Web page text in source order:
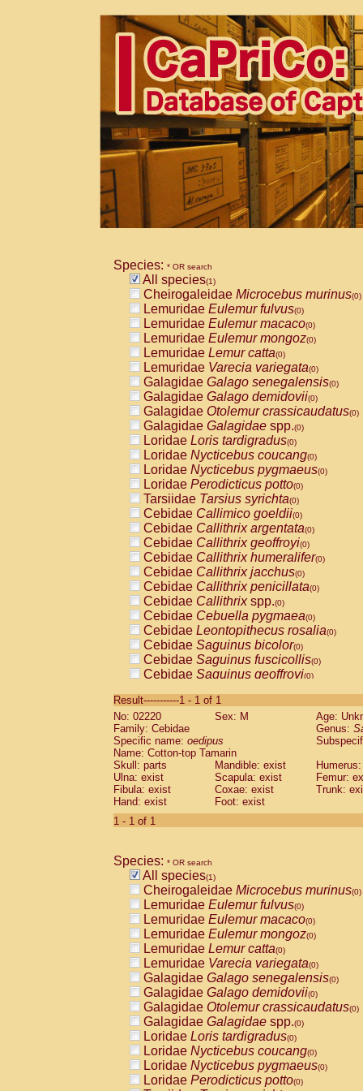
Species: * OR search
All species(1)
Cheirogaleidae Microcebus murinus(0)
Lemuridae Eulemur fulvus(0)
Lemuridae Eulemur macaco(0)
Lemuridae Eulemur mongoz(0)
Lemuridae Lemur catta(0)
Lemuridae Varecia variegata(0)
Galagidae Galago senegalensis(0)
Galagidae Galago demidovii(0)
Galagidae Otolemur crassicaudatus(0)
Galagidae Galagidae spp.(0)
Loridae Loris tardigradus(0)
Loridae Nycticebus coucang(0)
Loridae Nycticebus pygmaeus(0)
Loridae Perodicticus potto(0)
Tarsiidae Tarsius syrichta(0)
Cebidae Callimico goeldii(0)
Cebidae Callithrix argentata(0)
Cebidae Callithrix geoffroyi(0)
Cebidae Callithrix humeralifer(0)
Cebidae Callithrix jacchus(0)
Cebidae Callithrix penicillata(0)
Cebidae Callithrixspp.(0)
Cebidae Cebuella pygmaea(0)
Cebidae Leontopithecus rosalia(0)
Cebidae Saguinus bicolor(0)
Cebidae Saguinus fuscicollis(0)
Cebidae Saguinus geoffroyi(0)
CebidaeSaguinus labiatus(0)
Cebidae Saguinus leucopus (0)
Cebidae
CebidaeSaguinus mystax
Cebidae Saguinus nigricollis (0)
Cebidae Saguinus oedipus
Cebidae Saguinus weddelli
Cebidae Saguinusspp.
Cebidae
CebidaeCebus capucinus
CebidaeCebus nigrivittatus
CebidaeCebus spp.(0)
CebidaeSaimiri boliviensis(0)
CebidaeSaimiri sciureus(0)
AtelidaeAlouatta caraya(0)
AtelidaeAlouatta fusca(0)
AtelidaeAlouatta seniculus(0)
AtelidaeAlouattaspp.(0)
AtelidaeAteles belzebuth(0)
AtelidaeAteles geoffroyi(0)
AtelidaeAteles paniscus(0)
AtelidaeAtelesspp.(0)
AtelidaeLagothrix lagothricha(0)
AtelidaeLagothrix lagothricha cana
PitheciidaeCacajao calvus
Result-----------1 - 1 of 1
No: 02220
Sex: M
Age:
Family: Cebidae
Genus:
Specific name: oedipus
Name: Cotton-top Tamarin
Skull: parts
Mandible: exist
Ulna: exist
Scapula: exist
Femur:
Fibula: exist
Coxae: exist
Trunk:
Hand: exist
Foot: exist
1 - 1 of 1
Species: * OR search
All species(1)
Cheirogaleidae Microcebus murinus(0)
Lemuridae Eulemur fulvus(0)
Lemuridae Eulemur macaco(0)
Lemuridae Eulemur mongoz(0)
Lemuridae Lemur catta(0)
Lemuridae Varecia variegata(0)
Galagidae Galago senegalensis(0)
Galagidae Galago demidovii(0)
Galagidae Otolemur crassicaudatus(0)
Galagidae Galagidae spp.(0)
Loridae Loris tardigradus(0)
Loridae Nycticebus coucang(0)
Loridae Nycticebus pygmaeus(0)
Loridae Perodicticus potto(0)